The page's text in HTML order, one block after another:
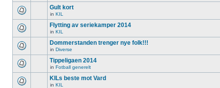
Gult kort
in KIL
Flytting av seriekamper 2014
in KIL
Dommerstanden trenger nye folk!!!
in Diverse
Tippeligaen 2014
in Fotball generelt
KILs beste mot Vard
in KIL